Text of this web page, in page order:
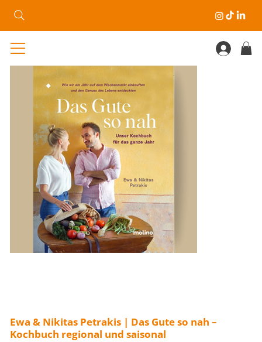
Ewa & Nikitas Petrakis | Das Gute so nah –
Kochbuch regional und saisonal